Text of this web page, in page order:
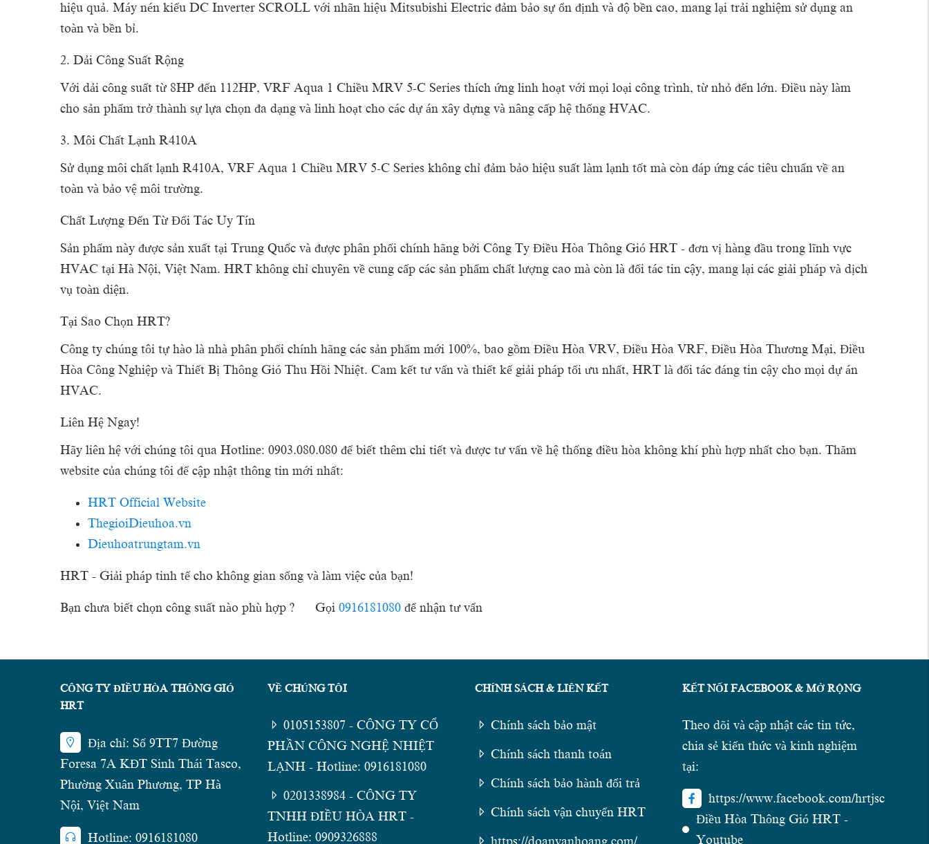
hiệu quả. Máy nén kiểu DC Inverter SCROLL với nhãn hiệu Mitsubishi Electric đảm bảo sự ổn định và độ bền cao, mang lại trải nghiệm sử dụng an
toàn và bền bỉ.
2. Dải Công Suất Rộng
Với dải công suất từ 8HP đến 112HP, VRF Aqua 1 Chiều MRV 5-C Series thích ứng linh hoạt với mọi loại công trình, từ nhỏ đến lớn. Điều này làm
cho sản phẩm trở thành sự lựa chọn đa dạng và linh hoạt cho các dự án xây dựng và nâng cấp hệ thống HVAC.
3. Môi Chất Lạnh R410A
Sử dụng môi chất lạnh R410A, VRF Aqua 1 Chiều MRV 5-C Series không chỉ đảm bảo hiệu suất làm lạnh tốt mà còn đáp ứng các tiêu chuẩn về an
toàn và bảo vệ môi trường.
Chất Lượng Đến Từ Đối Tác Uy Tín
Sản phẩm này được sản xuất tại Trung Quốc và được phân phối chính hãng bởi Công Ty Điều Hòa Thông Gió HRT - đơn vị hàng đầu trong lĩnh vực
HVAC tại Hà Nội, Việt Nam. HRT không chỉ chuyên về cung cấp các sản phẩm chất lượng cao mà còn là đối tác tin cậy, mang lại các giải pháp và dịch
vụ toàn diện.
Tại Sao Chọn HRT?
Công ty chúng tôi tự hào là nhà phân phối chính hãng các sản phẩm mới 100%, bao gồm Điều Hòa VRV, Điều Hòa VRF, Điều Hòa Thương Mại, Điều
Hòa Công Nghiệp và Thiết Bị Thông Gió Thu Hồi Nhiệt. Cam kết tư vấn và thiết kế giải pháp tối ưu nhất, HRT là đối tác đáng tin cậy cho mọi dự án
HVAC.
Liên Hệ Ngay!
Hãy liên hệ với chúng tôi qua Hotline: 0903.080.080 để biết thêm chi tiết và được tư vấn về hệ thống điều hòa không khí phù hợp nhất cho bạn. Thăm
website của chúng tôi để cập nhật thông tin mới nhất:
HRT Official Website
ThegioiDieuhoa.vn
Dieuhoatrungtam.vn
HRT - Giải pháp tinh tế cho không gian sống và làm việc của bạn!
Bạn chưa biết chọn công suất nào phù hợp ? Gọi 0916181080 để nhận tư vấn
CÔNG TY ĐIỀU HÒA THÔNG GIÓ
HRT
Địa chỉ: Số 9TT7 Đường
Foresa 7A KĐT Sinh Thái Tasco,
Phường Xuân Phương, TP Hà
Nội, Việt Nam
Hotline: 0916181080
VỀ CHÚNG TÔI
0105153807 - CÔNG TY CỔ
PHẦN CÔNG NGHỆ NHIỆT
LẠNH - Hotline: 0916181080
0201338984 - CÔNG TY
TNHH ĐIỀU HÒA HRT -
Hotline: 0909326888
CHÍNH SÁCH & LIÊN KẾT
Chính sách bảo mật
Chính sách thanh toán
Chính sách bảo hành đổi trả
Chính sách vận chuyển HRT
https://doanvanhoang.com/
KẾT NỐI FACEBOOK & MỞ RỘNG
Theo dõi và cập nhật các tin tức,
chia sẻ kiến thức và kinh nghiệm
tại:
https://www.facebook.com/hrtjsc
Điều Hòa Thông Gió HRT -
Youtube